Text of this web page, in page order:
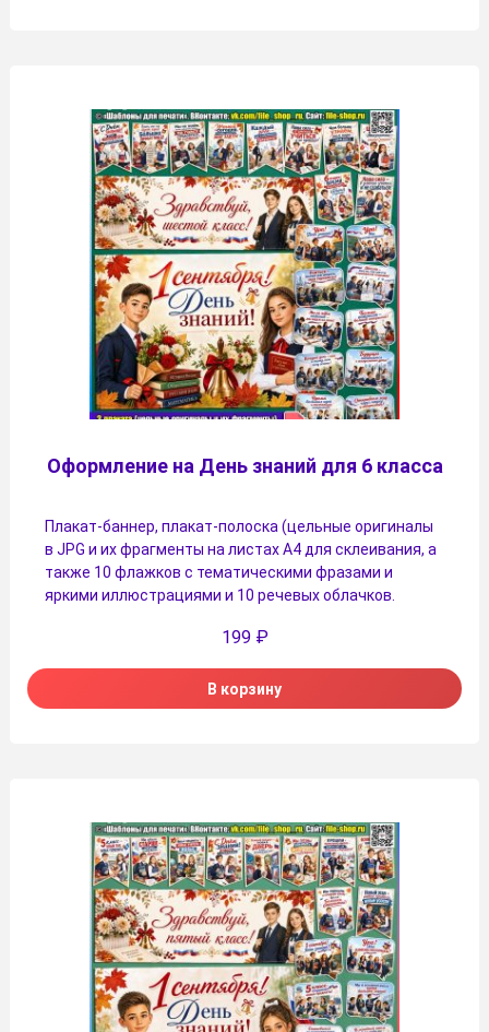
Оформление на День знаний для 6 класса
Плакат-баннер, плакат-полоска (цельные оригиналы
в JPG и их фрагменты на листах A4 для склеивания, а
также 10 флажков с тематическими фразами и
яркими иллюстрациями и 10 речевых облачков.
199 ₽
В корзину